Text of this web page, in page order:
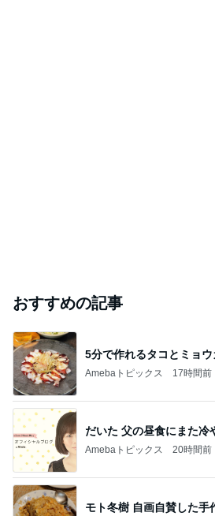
おすすめの記事
5分で作れるタコとミョ
Amebaトピックス 17時間前
だいた 父の昼食にまた冷
Amebaトピックス 20時間前
モト冬樹 自画自賛した手